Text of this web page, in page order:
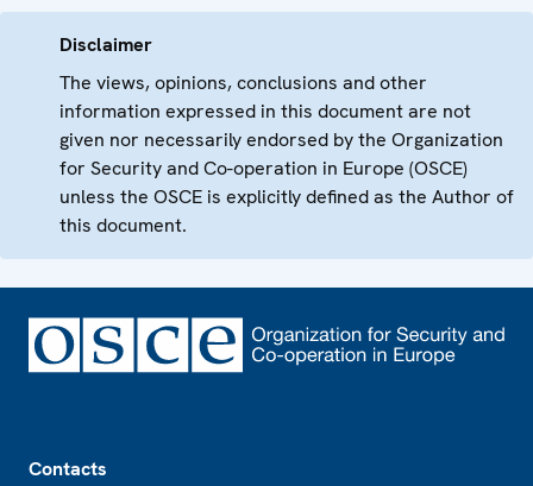
Disclaimer
The views, opinions, conclusions and other
information expressed in this document are not
given nor necessarily endorsed by the Organization
for Security and Co-operation in Europe (OSCE)
unless the OSCE is explicitly defined as the Author of
this document.
Contacts